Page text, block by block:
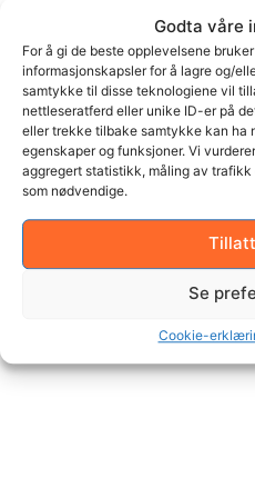
Godta våre
For å gi de beste opplevelsene
informasjonskapsler for å lagre og/
samtykke til disse teknologiene vil
nettleseratferd eller unike ID-er på
eller trekke tilbake samtykke kan ha
egenskaper og funksjoner. Vi
aggregert statistikk, måling av
som nødvendige.
Se
Cookie-
Mer
Mat &